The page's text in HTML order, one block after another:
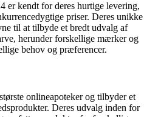
er kendt for deres hurtige levering,
priser. Deres unikke
til at tilbyde et bredt udvalg af
herunder forskellige mærker og
behov og præferencer.
onlineapoteker og tilbyder et
Deres udvalg inden for